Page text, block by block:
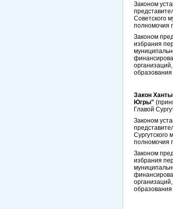
Законом
Советского
полномочия
Законом
избрания
Закон
Югры"
Главой
Законом
Сургутского
полномочия
Законом
избрания